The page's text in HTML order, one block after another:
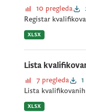
10 pregleda
Registar
XLSX
Lista
7 pregleda
Lista
XLSX